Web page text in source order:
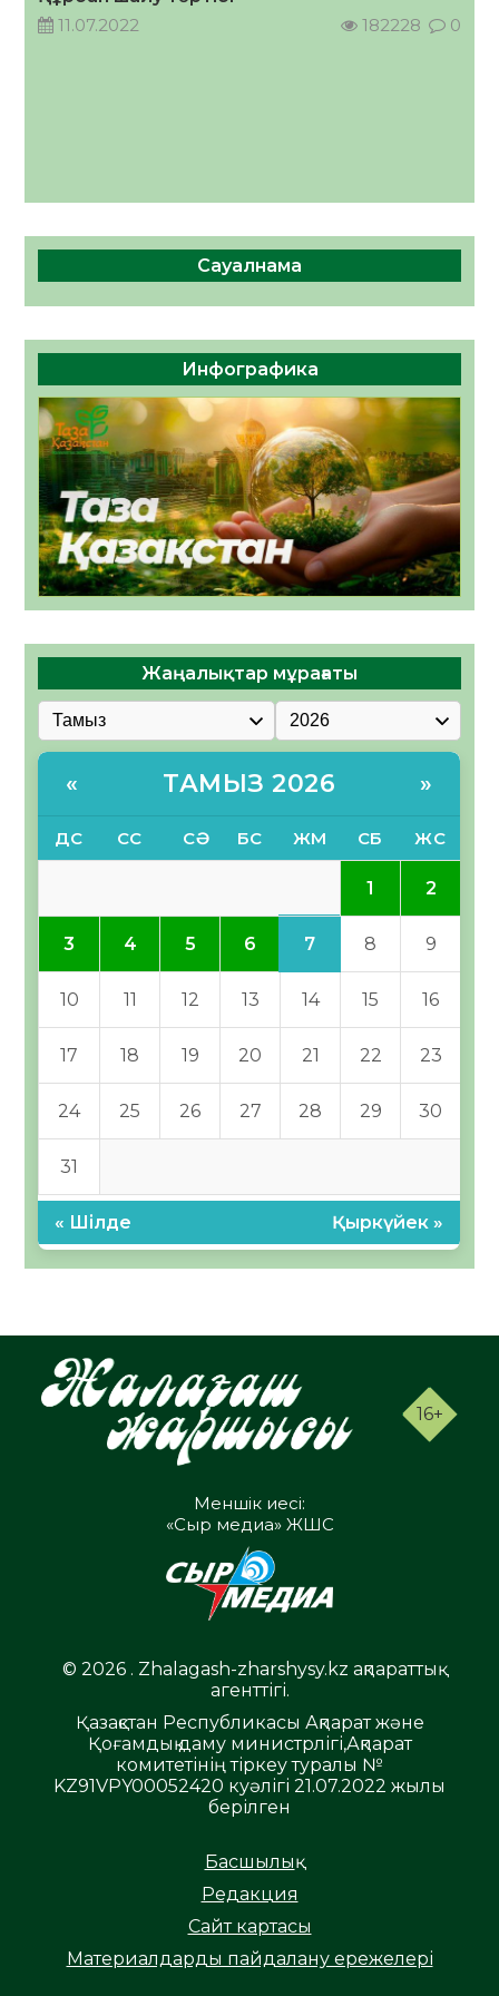
11.07.2022
182228 0
Сауалнама
Инфографика
Жаңалықтар мұрағаты
« ТАМЫЗ 2026 »
ДС СС СӘ БС ЖМ СБ ЖС
1 2
3 4 5 6 7 8 9
10 11 12 13 14 15 16
17 18 19 20 21 22 23
24 25 26 27 28 29 30
31
« Шілде Қыркүйек »
16+
Меншік иесі:
«Сыр медиа» ЖШС
© 2026 . Zhalagash-zharshysy.kz ақпараттық
агенттігі.
Қазақстан Республикасы Ақпарат және
Қоғамдық даму министрлігі,Ақпарат
комитетінің тіркеу туралы №
KZ91VPY00052420 куәлігі 21.07.2022 жылы
берілген
Басшылық
Редакция
Сайт картасы
Материалдарды пайдалану ережелері